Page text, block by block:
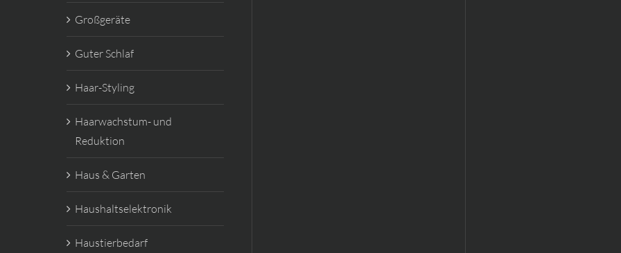
Großgeräte
Guter Schlaf
Haar-Styling
Haarwachstum- und
Reduktion
Haus & Garten
Haushaltselektronik
Haustierbedarf